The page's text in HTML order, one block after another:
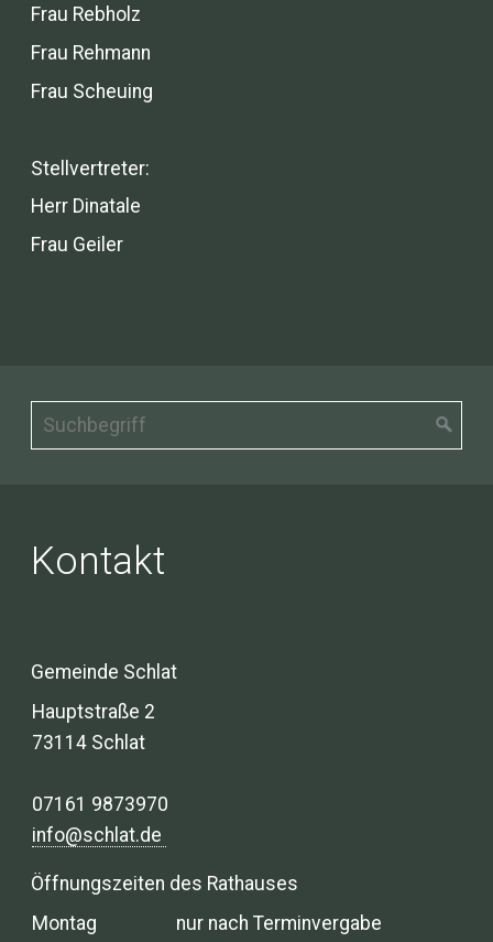
Frau Rebholz
Frau Rehmann
Frau Scheuing
Stellvertreter:
Herr Dinatale
Frau Geiler
Kontakt
Gemeinde Schlat
Hauptstraße 2
73114 Schlat
07161 9873970
info@schlat.de
Öffnungszeiten des Rathauses
Montag
nur nach Terminvergabe